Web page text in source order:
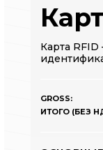
Карта
GROSS:
ИТОГО (БЕЗ